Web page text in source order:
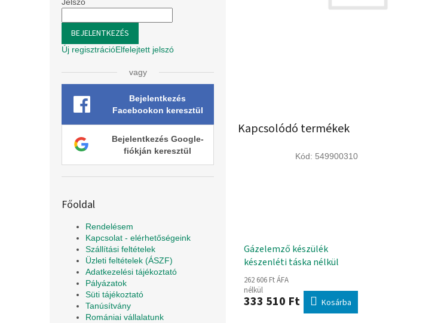
BEJELENTKEZÉS
Új regisztrációElfelejtett jelszó
vagy
Bejelentkezés
Facebookon keresztül
Bejelentkezés Google-
fiókján keresztül
Főoldal
Rendelésem
Kapcsolat - elérhetőségeink
Szállítási feltételek
Üzleti feltételek (ÁSZF)
Adatkezelési tájékoztató
Pályázatok
Süti tájékoztató
Tanúsítvány
Romániai vállalatunk
Kapcsolódó termékek
Gázelemző készülék
készenléti táska nélkül
262 606 Ft ÁFA
nélkül
333 510 Ft Kosárba
Kód: 549900310